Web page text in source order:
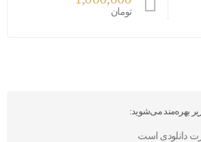
تومان
بهره‌مند می‌شوید:
دانلودی است